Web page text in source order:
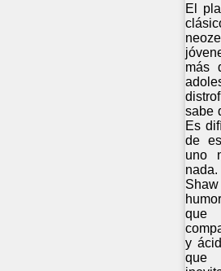
El
más
sabe
Es
de
uno
Shaw
y
que